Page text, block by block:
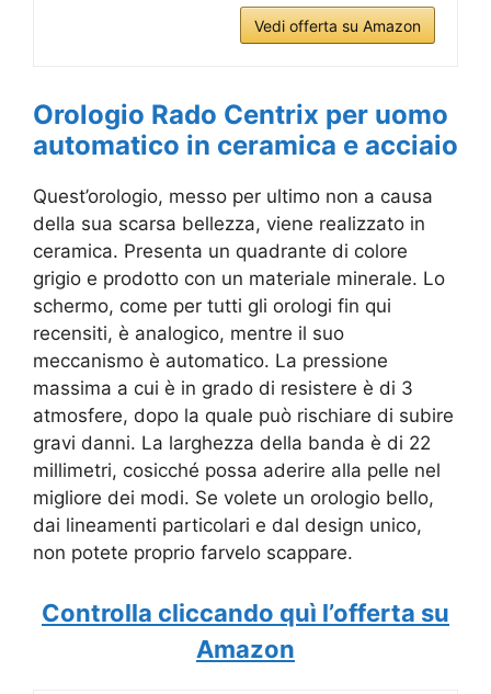
Vedi offerta su Amazon
Orologio Rado Centrix per uomo
automatico in ceramica e acciaio
Quest’orologio, messo per ultimo non a causa
della sua scarsa bellezza, viene realizzato in
ceramica. Presenta un quadrante di colore
grigio e prodotto con un materiale minerale. Lo
schermo, come per tutti gli orologi fin qui
recensiti, è analogico, mentre il suo
meccanismo è automatico. La pressione
massima a cui è in grado di resistere è di 3
atmosfere, dopo la quale può rischiare di subire
gravi danni. La larghezza della banda è di 22
millimetri, cosicché possa aderire alla pelle nel
migliore dei modi. Se volete un orologio bello,
dai lineamenti particolari e dal design unico,
non potete proprio farvelo scappare.
Controlla cliccando quì l’offerta su
Amazon